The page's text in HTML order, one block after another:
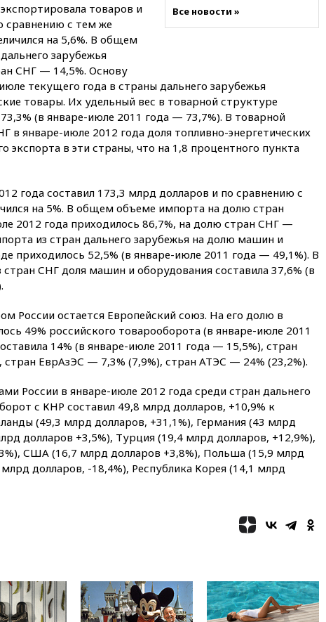
01:00Трамп: США сами
необходимости пополнения
арсенала США
вчера, 23:28 Слуцкий призвал
признать «Яблоко»
нежелательной организацией
при падении деревьев во
время урагана
вчера, 22:55В Москве в
пятницу ожидаются ливни
вчера, 22:35
Винисиус
продлил контракт с «Реалом»
вчера, 22:28
российского гражданства
станет значительно дороже
вчера, 22:20
Путин назвал 76-ю
гвардейскую десантно-
легендарной
вчера, 22:15
Путин заслушал
доклад о ситуации на
добропольском направлении
вчера, 21:58
Генпрокуратура
признала нежелательным в
«Аэрофлот»
отменяет часть рейсов в Сочи
выиграл золото чемпионата
Европы в прыжках с 10-
метровой вышки
Все новости »
товаров и
сравнению с тем же
на 5,6%. В общем
зарубежья
СНГ — 14,5%. Основу
текущего года в страны дальнего зарубежья
товары. Их удельный вес в товарной структуре
(в январе-июле 2011 года — 73,7%). В товарной
в январе-июле 2012 года доля топливно-энергетических
экспорта в эти страны, что на 1,8 процентного пункта
года составил 173,3 млрд долларов и по сравнению с
на 5%. В общем объеме импорта на долю стран
2012 года приходилось 86,7%, на долю стран СНГ —
из стран дальнего зарубежья на долю машин и
приходилось 52,5% (в январе-июле 2011 года — 49,1%). В
СНГ доля машин и оборудования составила 37,6% (в
России остается Европейский союз. На его долю в
49% российского товарооборота (в январе-июле 2011
14% (в январе-июле 2011 года — 15,5%), стран
ЕврАзЭС — 7,3% (7,9%), стран АТЭС — 24% (23,2%).
России в январе-июле 2012 года среди стран дальнего
с КНР составил 49,8 млрд долларов, +10,9% к
(49,3 млрд долларов, +31,1%), Германия (43 млрд
долларов +3,5%), Турция (19,4 млрд долларов, +12,9%),
США (16,7 млрд долларов +3,8%), Польша (15,9 млрд
долларов, -18,4%), Республика Корея (14,1 млрд